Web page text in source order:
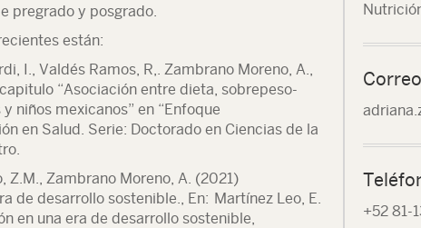
pregrado y posgrado.
están:
I., Valdés Ramos, R,. Zambrano Moreno, A.,
“Asociación entre dieta, sobrepeso-
niños mexicanos” en “Enfoque
en Salud. Serie: Doctorado en Ciencias de la
Z.M., Zambrano Moreno, A. (2021)
de desarrollo sostenible., En: Martínez Leo, E.
en una era de desarrollo sostenible,
+52 81-